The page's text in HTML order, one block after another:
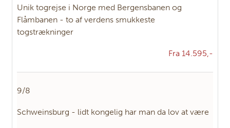
Unik togrejse i Norge med Bergensbanen og
Flåmbanen - to af verdens smukkeste
togstrækninger
Fra 14.595,-
9/8
Schweinsburg - lidt kongelig har man da lov at være